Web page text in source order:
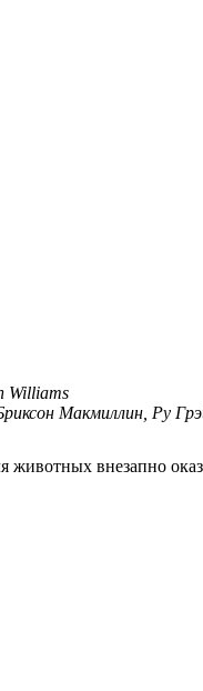
Williams
Макмиллин, Ру
внезапно